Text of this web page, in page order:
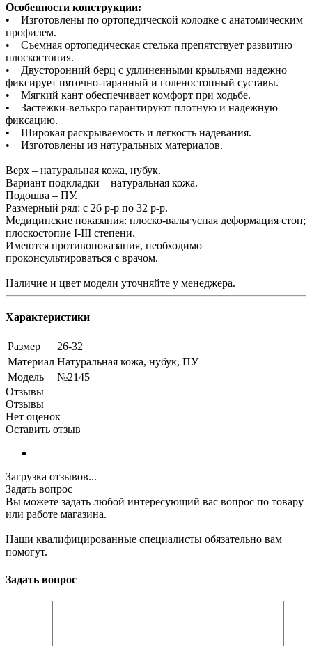
Особенности конструкции:
• Изготовлены по ортопедической колодке с анатомическим
профилем.
• Съемная ортопедическая стелька препятствует развитию
плоскостопия.
• Двусторонний берц с удлиненными крыльями надежно
фиксирует пяточно-таранный и голеностопный суставы.
• Мягкий кант обеспечивает комфорт при ходьбе.
• Застежки-велькро гарантируют плотную и надежную
фиксацию.
• Широкая раскрываемость и легкость надевания.
• Изготовлены из натуральных материалов.
Верх – натуральная кожа, нубук.
Вариант подкладки – натуральная кожа.
Подошва – ПУ.
Размерный ряд: с 26 р-р по 32 р-р.
Медицинские показания: плоско-вальгусная деформация стоп;
плоскостопие I-III степени.
Имеются противопоказания, необходимо
проконсультироваться с врачом.
Наличие и цвет модели уточняйте у менеджера.
Характеристики
Размер
26-32
Материал Натуральная кожа, нубук, ПУ
Модель
№2145
Отзывы
Отзывы
Нет оценок
Оставить отзыв
Загрузка отзывов...
Задать вопрос
Вы можете задать любой интересующий вас вопрос по товару
или работе магазина.
Наши квалифицированные специалисты обязательно вам
помогут.
Задать вопрос